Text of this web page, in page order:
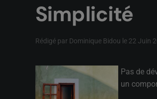
Simplicité
Rédigé par Dominique Bidou le 22 Juin
Pas de
un